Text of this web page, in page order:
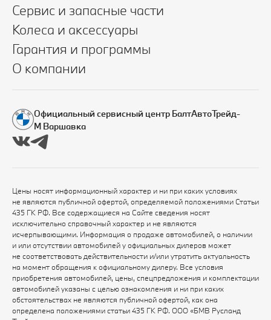
Сервис и запасные части
Колеса и аксессуары
Гарантия и программы
О компании
Официальный сервисный центр БалтАвтоТрейд-
М Варшавка
Цены носят информационный характер и ни при каких условиях
не являются публичной офертой, определяемой положениями Статьи
435 ГК РФ. Все содержащиеся на Сайте сведения носят
исключительно справочный характер и не являются
исчерпывающими. Информация о продаже автомобилей, о наличии
и или отсутствии автомобилей у официальных дилеров может
не соответствовать действительности и/или утратить актуальность
на момент обращения к официальному дилеру. Все условия
приобретения автомобилей, цены, спецпредложения и комплектации
автомобилей указаны с целью ознакомления и ни при каких
обстоятельствах не являются публичной офертой, как она
определена положениями статьи 435 ГК РФ. ООО «БМВ Русланд